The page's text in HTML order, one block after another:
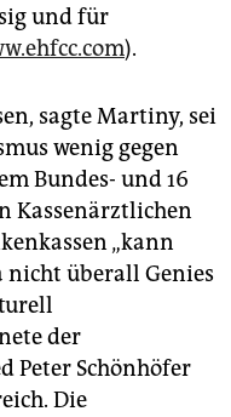
und für
).
sagte Martiny, sei
wenig gegen
Bundes- und 16
Kassenärztlichen
„kann
nicht überall Genies
der
Peter Schönhöfer
Die